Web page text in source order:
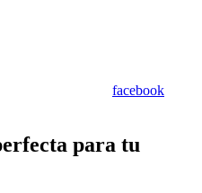
facebook
para tu